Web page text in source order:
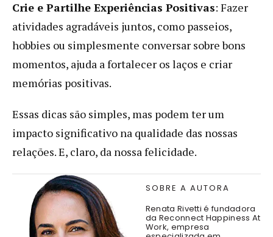
Crie e Partilhe Experiências Positivas: Fazer
atividades agradáveis juntos, como passeios,
hobbies ou simplesmente conversar sobre bons
momentos, ajuda a fortalecer os laços e criar
memórias positivas.
Essas dicas são simples, mas podem ter um
impacto significativo na qualidade das nossas
relações. E, claro, da nossa felicidade.
SOBRE A AUTORA
Renata Rivetti é fundadora
da Reconnect Happiness At
Work, empresa